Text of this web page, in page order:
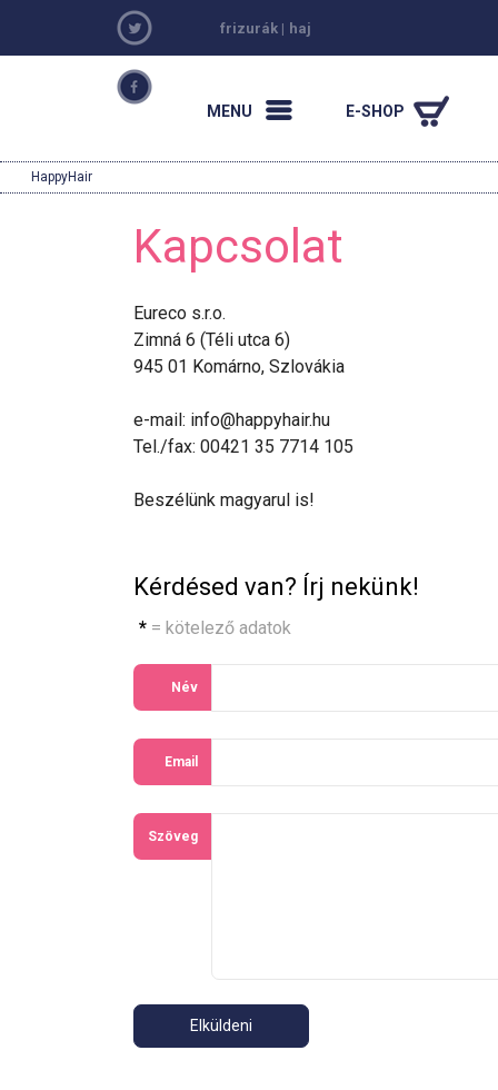
frizurák | haj
MENU E-SHOP
HappyHair
Kapcsolat
Eureco s.r.o.
Zimná 6 (Téli utca 6)
945 01 Komárno, Szlovákia
e-mail: info@happyhair.hu
Tel./fax: 00421 35 7714 105
Beszélünk magyarul is!
Kérdésed van? Írj nekünk!
* = kötelező adatok
Név
Email
Szöveg